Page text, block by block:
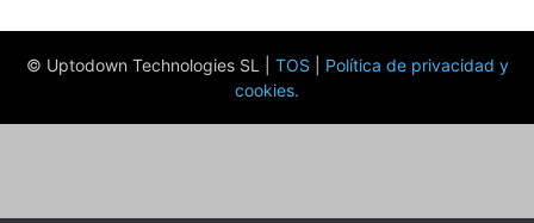
© Uptodown Technologies SL | TOS
Política de privacidad y
cookies.